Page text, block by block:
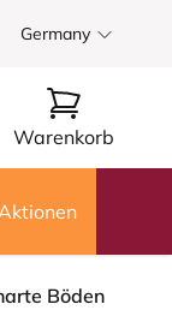
Germany
Warenkorb
Böden